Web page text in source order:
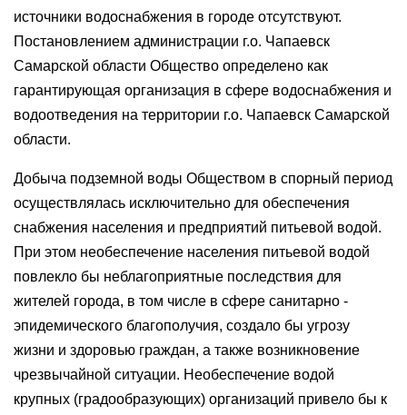
источники водоснабжения в городе отсутствуют.
Постановлением администрации г.о. Чапаевск
Самарской области Общество определено как
гарантирующая организация в сфере водоснабжения и
водоотведения на территории г.о. Чапаевск Самарской
области.
Добыча подземной воды Обществом в спорный период
осуществлялась исключительно для обеспечения
снабжения населения и предприятий питьевой водой.
При этом необеспечение населения питьевой водой
повлекло бы неблагоприятные последствия для
жителей города, в том числе в сфере санитарно -
эпидемического благополучия, создало бы угрозу
жизни и здоровью граждан, а также возникновение
чрезвычайной ситуации. Необеспечение водой
крупных (градообразующих) организаций привело бы к